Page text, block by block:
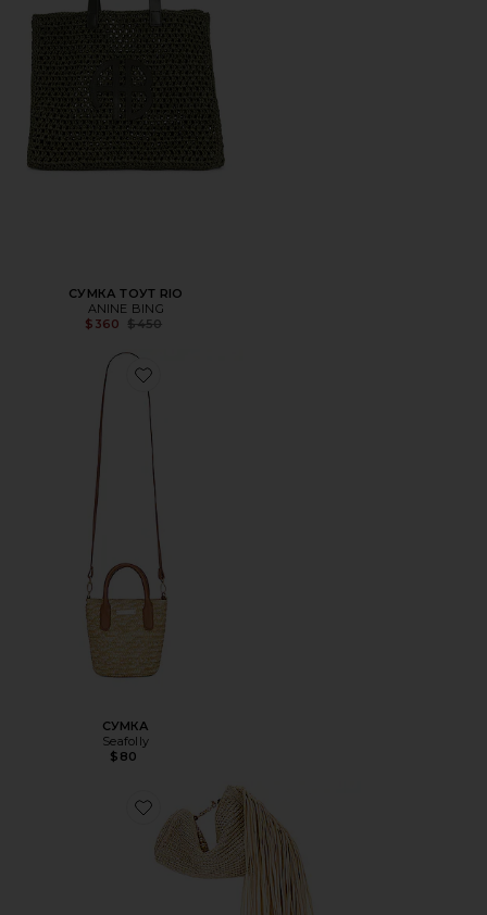
СУМКА ТОУТ RIO
ANINE BING
$360
Previous price:
$450
Favorite СУМКА
СУМКА
Seafolly
$80
Favorite КЛАТЧ VIERA